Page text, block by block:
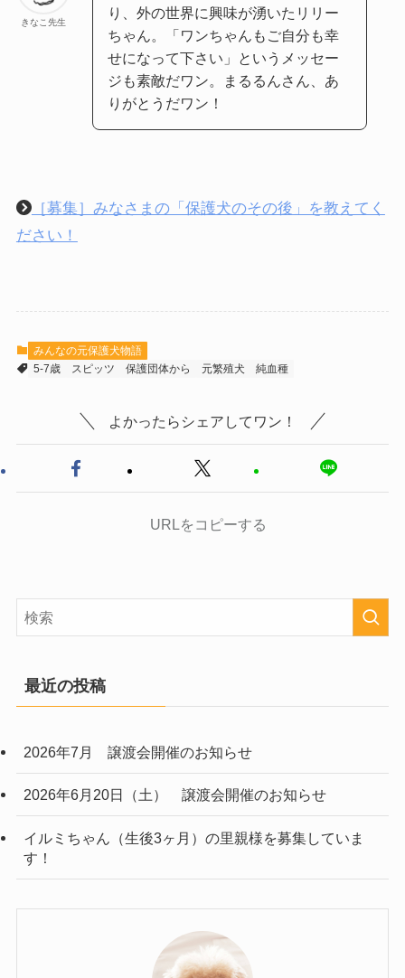
きなこ先生
り、外の世界に興味が湧いたリリー
ちゃん。「ワンちゃんもご自分も幸
せになって下さい」というメッセー
ジも素敵だワン。まるるんさん、あ
りがとうだワン！
［募集］みなさまの「保護犬のその後」を教えてく
ださい！
みんなの元保護犬物語
5-7歳
スピッツ 保護団体から 元繁殖犬 純血種
よかったらシェアしてワン！
URLをコピーする
最近の投稿
2026年7月 譲渡会開催のお知らせ
2026年6月20日（土） 譲渡会開催のお知らせ
イルミちゃん（生後3ヶ月）の里親様を募集していま
す！